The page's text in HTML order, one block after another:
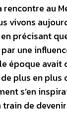
au
précisant
une
époque avait
plus en
s’en
train de